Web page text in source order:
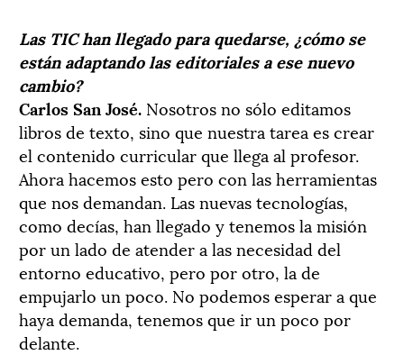
Las TIC han llegado para quedarse, ¿cómo se
están adaptando las editoriales a ese nuevo
cambio?
Carlos San José. Nosotros no sólo editamos
libros de texto, sino que nuestra tarea es crear
el contenido curricular que llega al profesor.
Ahora hacemos esto pero con las herramientas
que nos demandan. Las nuevas tecnologías,
como decías, han llegado y tenemos la misión
por un lado de atender a las necesidad del
entorno educativo, pero por otro, la de
empujarlo un poco. No podemos esperar a que
haya demanda, tenemos que ir un poco por
delante.